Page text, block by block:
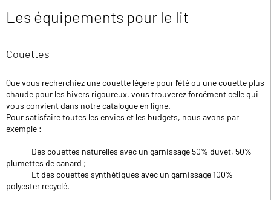
Les équipements pour le lit
Couettes
Que vous recherchiez une couette légère pour l’été ou une couette plus
chaude pour les hivers rigoureux, vous trouverez forcément celle qui
vous convient dans notre catalogue en ligne.
Pour satisfaire toutes les envies et les budgets, nous avons par
exemple :
- Des couettes naturelles avec un garnissage 50% duvet, 50%
plumettes de canard ;
- Et des couettes synthétiques avec un garnissage 100%
polyester recyclé.